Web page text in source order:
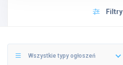
Filtry
Wszystkie typy ogłoszeń